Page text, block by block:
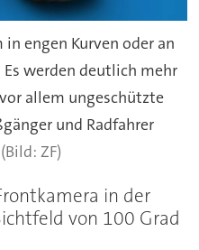
engen Kurven oder an
werden deutlich mehr
allem ungeschützte
und Radfahrer
(Bild: ZF)
in der
von 100 Grad